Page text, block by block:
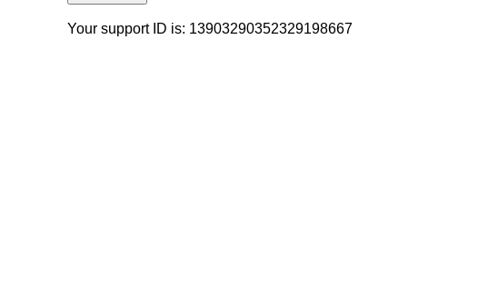
Your support ID is: 13903290352329198667